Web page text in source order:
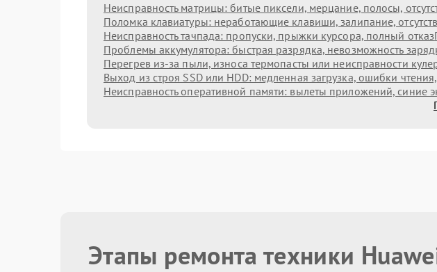
Неисправность матрицы: битые пиксели, мерцание, полосы,
Поломка клавиатуры: неработающие клавиши, залипание,
Неисправность тачпада: пропуски, прыжки курсора, полный отказ
Проблемы аккумулятора: быстрая разрядка, невозможность
Перегрев из‑за пыли, износа термопасты или неисправности
Выход из строя SSD или HDD: медленная загрузка, ошибки
Неисправность оперативной памяти: вылеты приложений, синие
Этапы ремонта техники